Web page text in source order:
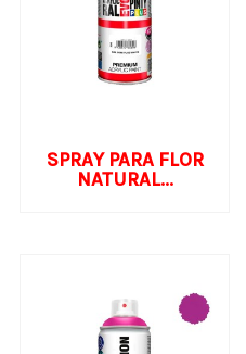
SPRAY PARA FLOR
NATURAL...